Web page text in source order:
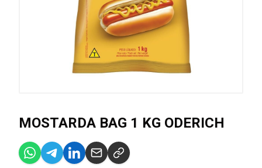
MOSTARDA BAG 1 KG ODERICH